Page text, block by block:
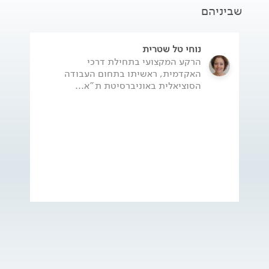
שביניהם
נוחי טל שטרית
הרקע המקצועי בתחילת דרכי
האקדמית, ראשיתו בתחום העבודה
הסוציאלית באוניברסיטת ת"א...